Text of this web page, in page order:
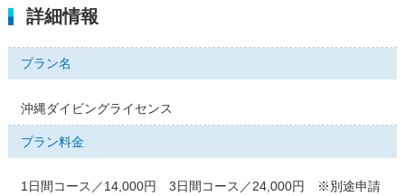
詳細情報
プラン名
沖縄ダイビングライセンス
プラン料金
1日間コース／14,000円 3日間コース／24,000円 ※別途申請